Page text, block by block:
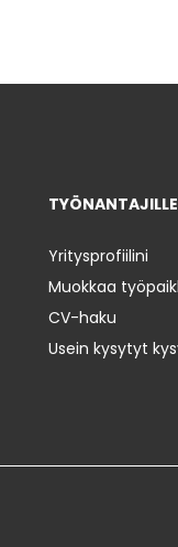
TYÖNANTAJILLE
Yritysprofiilini
Muokkaa
CV-haku
Usein kysytyt